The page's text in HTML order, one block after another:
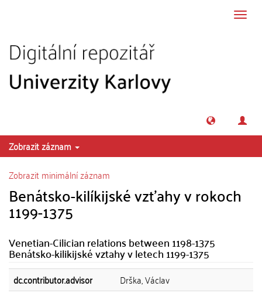
Zobrazit záznam
Zobrazit minimální záznam
Benátsko-kilíkijské vzťahy v rokoch
1199-1375
Venetian-Cilician relations between 1198-1375
Benátsko-kilikijské vztahy v letech 1199-1375
dc.contributor.advisor
Drška, Václav